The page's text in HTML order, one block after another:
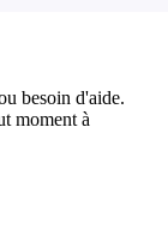
besoin d'aide.
moment à